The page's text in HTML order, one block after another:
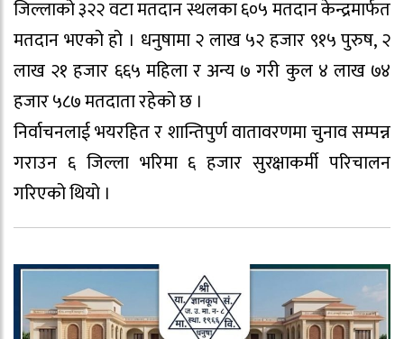
जिल्लाको ३२२ वटा मतदान स्थलका ६०५ मतदान केन्द्रमार्फत
मतदान भएको हो । धनुषामा २ लाख ५२ हजार ९१५ पुरुष, २
लाख २१ हजार ६६५ महिला र अन्य ७ गरी कुल ४ लाख ७४
हजार ५८७ मतदाता रहेको छ ।
निर्वाचनलाई भयरहित र शान्तिपुर्ण वातावरणमा चुनाव सम्पन्न
गराउन ६ जिल्ला भरिमा ६ हजार सुरक्षाकर्मी परिचालन
गरिएको थियो ।